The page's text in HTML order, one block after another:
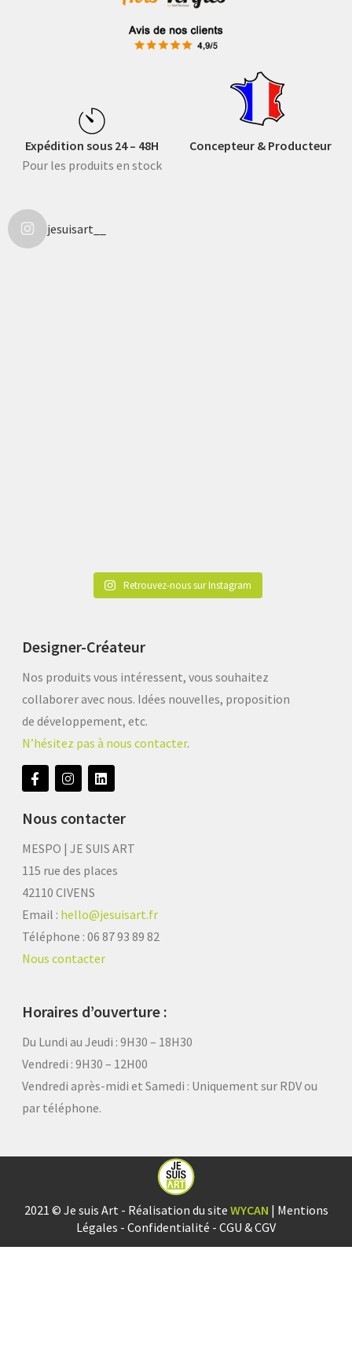
Expédition sous 24 – 48H
Pour les produits en stock
Concepteur & Producteur
jesuisart__
Retrouvez-nous sur Instagram
Designer-Créateur
Nos produits vous intéressent, vous souhaitez
collaborer avec nous. Idées nouvelles, proposition
de développement, etc.
N’hésitez pas à nous contacter.
Nous contacter
MESPO | JE SUIS ART
115 rue des places
42110 CIVENS
Email : hello@jesuisart.fr
Téléphone : 06 87 93 89 82
Nous contacter
Horaires d’ouverture :
Du Lundi au Jeudi : 9H30 – 18H30
Vendredi : 9H30 – 12H00
Vendredi après-midi et Samedi : Uniquement sur RDV ou
par téléphone.
2021 © Je suis Art - Réalisation du site WYCAN | Mentions
Légales - Confidentialité - CGU & CGV